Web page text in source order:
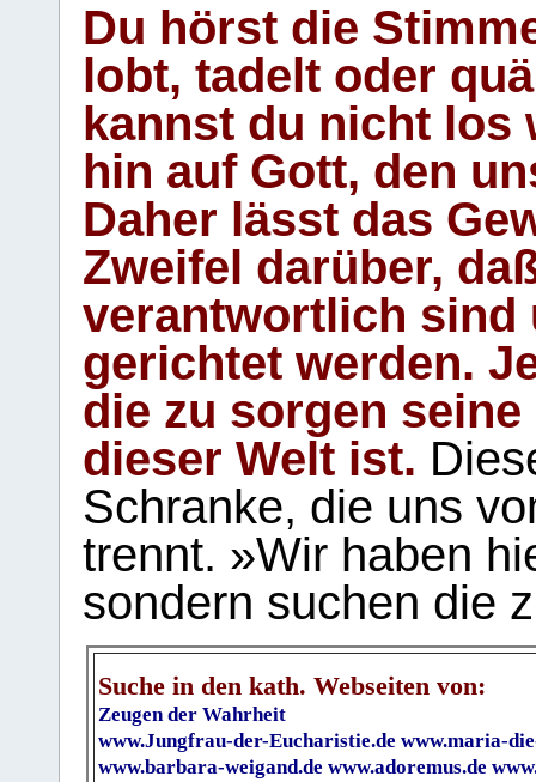
Du hörst die
lobt, tadelt oder
kannst du nicht los
hin auf Gott, den
Daher lässt das
Zweifel darüber,
verantwortlich sind
gerichtet werden.
die zu sorgen
dieser Welt ist.
Schranke, die uns
trennt. »Wir haben
sondern suchen die
Suche in den kath. Webseiten von:
Zeugen der Wahrheit
www.Jungfrau-der-Eucharistie.de www.maria-
www.barbara-weigand.de www.adoremus.de